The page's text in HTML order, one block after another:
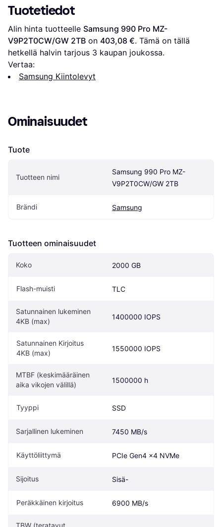
Tuotetiedot
Alin hinta tuotteelle Samsung 990 Pro MZ-
V9P2T0CW/GW 2TB on 403,08 €. Tämä on tällä
hetkellä halvin tarjous 3 kaupan joukossa.
Vertaa:
Samsung Kiintolevyt
Ominaisuudet
Tuote
Tuotteen nimi
Samsung 990 Pro MZ-
V9P2T0CW/GW 2TB
Brändi Samsung
Tuotteen ominaisuudet
Koko 2000 GB
Flash-muisti TLC
Satunnainen lukeminen
4KB (max)
1400000 IOPS
Satunnainen Kirjoitus
4KB (max)
1550000 IOPS
MTBF (keskimääräinen
aika vikojen välillä)
1500000 h
Tyyppi SSD
Sarjallinen lukeminen 7450 MB/s
Käyttöliittymä PCIe Gen4 x4 NVMe
Sijoitus Sisä-
Peräkkäinen kirjoitus 6900 MB/s